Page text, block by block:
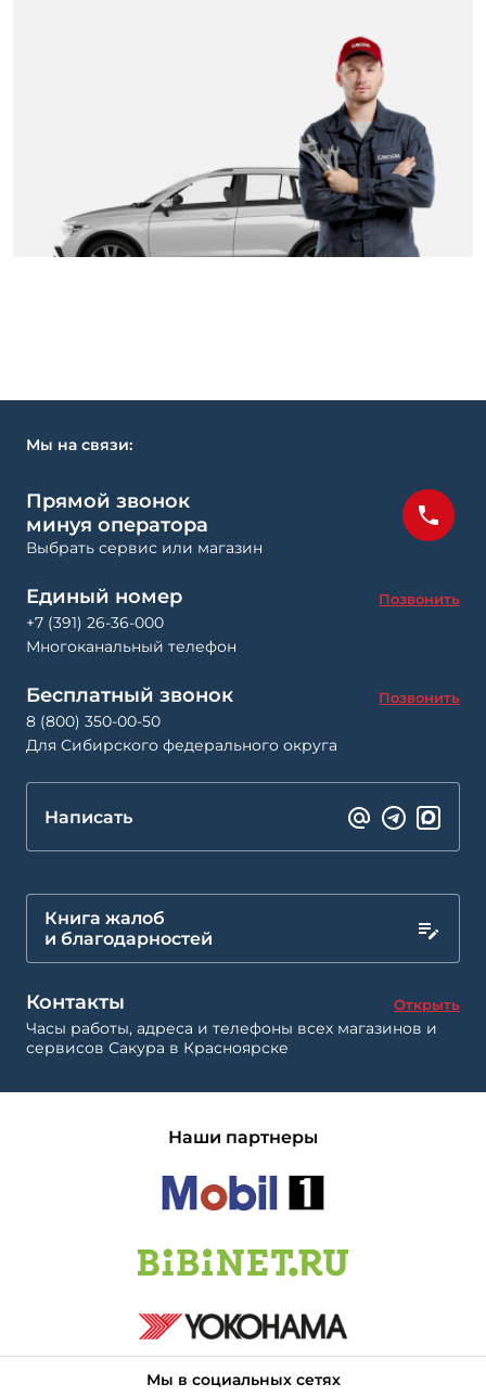
Мы на связи:
Прямой звонок
минуя оператора
Выбрать сервис или магазин
Единый номер Позвонить
+7 (391) 26-36-000
Многоканальный телефон
Бесплатный звонок Позвонить
8 (800) 350-00-50
Для Сибирского федерального округа
Написать
Книга жалоб
и благодарностей
Контакты Открыть
Часы работы, адреса и телефоны всех магазинов и
сервисов Сакура в Красноярске
Наши партнеры
Мы в социальных сетях